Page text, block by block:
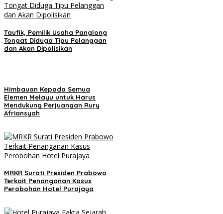
Taufik, Pemilik Usaha Panglong
Tongat Diduga Tipu Pelanggan
dan Akan Dipolisikan
Himbauan Kepada Semua
Elemen Melayu untuk Harus
Mendukung Perjuangan Rury
Afriansyah
MRKR Surati Presiden Prabowo
Terkait Penanganan Kasus
Perobohan Hotel Purajaya